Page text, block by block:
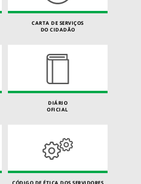
CARTA DE SERVIÇOS
DO CIDADÃO
DIÁRIO
OFICIAL